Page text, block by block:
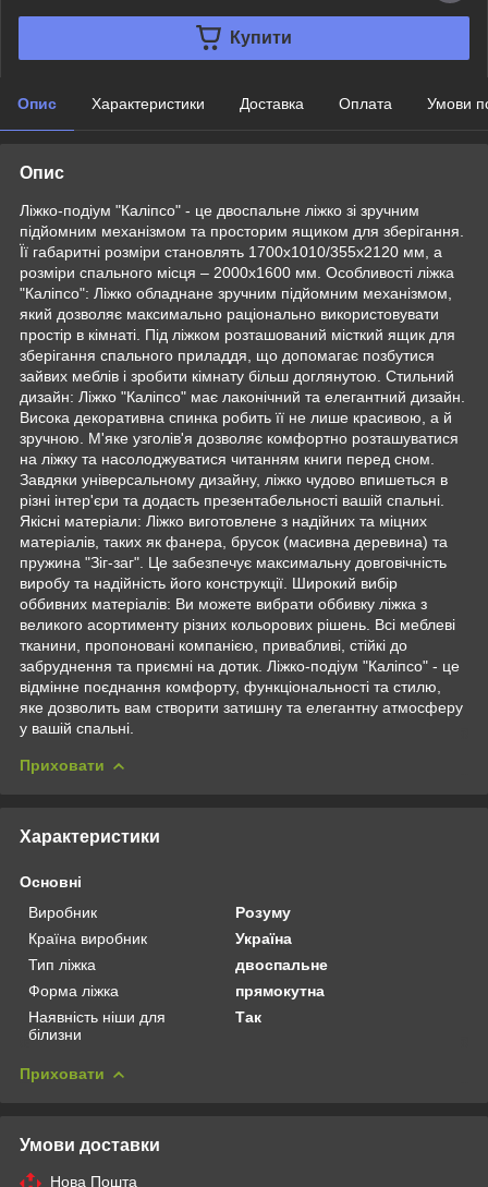
Купити
Опис Характеристики Доставка Оплата Умови
Опис
Ліжко-подіум "Каліпсо" - це двоспальне ліжко зі зручним
підйомним механізмом та просторим ящиком для зберігання.
Її габаритні розміри становлять 1700х1010/355х2120 мм, а
розміри спального місця – 2000х1600 мм. Особливості ліжка
"Каліпсо": Ліжко обладнане зручним підйомним механізмом,
який дозволяє максимально раціонально використовувати
простір в кімнаті. Під ліжком розташований місткий ящик для
зберігання спального приладдя, що допомагає позбутися
зайвих меблів і зробити кімнату більш доглянутою. Стильний
дизайн: Ліжко "Каліпсо" має лаконічний та елегантний дизайн.
Висока декоративна спинка робить її не лише красивою, а й
зручною. М'яке узголів'я дозволяє комфортно розташуватися
на ліжку та насолоджуватися читанням книги перед сном.
Завдяки універсальному дизайну, ліжко чудово впишеться в
різні інтер'єри та додасть презентабельності вашій спальні.
Якісні матеріали: Ліжко виготовлене з надійних та міцних
матеріалів, таких як фанера, брусок (масивна деревина) та
пружина "Зіг-заг". Це забезпечує максимальну довговічність
виробу та надійність його конструкції. Широкий вибір
оббивних матеріалів: Ви можете вибрати оббивку ліжка з
великого асортименту різних кольорових рішень. Всі меблеві
тканини, пропоновані компанією, привабливі, стійкі до
забруднення та приємні на дотик. Ліжко-подіум "Каліпсо" - це
відмінне поєднання комфорту, функціональності та стилю,
яке дозволить вам створити затишну та елегантну атмосферу
у вашій спальні.
Приховати
Характеристики
Основні
Виробник
Розуму
Країна виробник
Україна
Тип ліжка
двоспальне
Форма ліжка
прямокутна
Наявність ніши для
білизни
Так
Приховати
Умови доставки
Нова Пошта